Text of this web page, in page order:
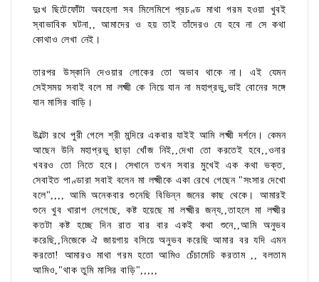
দুঃখ ছিটেফোঁটা অবহেলা সব মিলেমিশে প্রচণ্ড মাথা গরম হওয়া খুবই
স্বাভাবিক ঘটনা,, আমাদের ও হয় তাই তাঁদেরও যে হবে না সে কথা
কোথাও লেখা নেই।
তারপর উস্কানি দেওয়ার লোকের তো অভাব থাকে না। এই যেমন
সেইসময় সবাই বলে মা লক্ষ্মী কে নিয়ে যান না মহাপ্রভু,ভাই বোনের সঙ্গে
যান মাসির বাড়ি।
উল্টো রথে পুরী গেলে শ্রী মন্দিরে একবার যাইই আমি লক্ষ্মী দর্শনে। কেমন
আছেন উনি মহাপ্রভু ছাড়া খোঁজ নিই,,দেখা তো করতেই হবে,,ওনার
খবরও তো নিতে হবে। সেখানে তখন সবার মুখেই এক কথা ভক্ত,
সেবাইত পাণ্ডারা সবাই বলেন মা লক্ষ্মীকে একা রেখে গেছেন "সংসার দেখো
বলে",,,, আমি অনেকবার শুনেছি বিভিন্ন জনের কাছ থেকে। আমারই
শুনে খুব খারাপ লেগেছে, কষ্ট হয়েছে মা লক্ষ্মীর জন্য,,তাহলে মা লক্ষ্মীর
কতটা কষ্ট হচ্ছে দিন রাত বার বার একই কথা শুনে,,আমি অনুভব
করেছি,,নিজেকে ঐ জায়গায় বসিয়ে অনুভব করেছি আমার বর যদি এমন
করতো! আমারও মাথা গরম হতো আমিও চেঁচামেচি করতাম ,, বলতাম
আমিও,"থাক তুমি মাসির বাড়ি",,,,,